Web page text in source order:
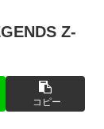
Z-
コピー